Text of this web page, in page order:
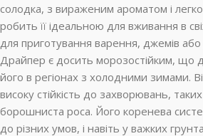
солодка, з вираженим ароматом і
робить її ідеальною для вживання в
для приготування варення, джемів
Драйпер є досить морозостійким, що
його в регіонах з холодними зимами.
високу стійкість до захворювань,
борошниста роса. Його коренева
до різних умов, і навіть у важких